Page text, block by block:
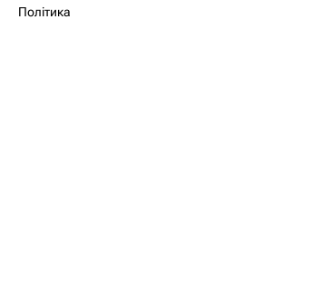
Політика